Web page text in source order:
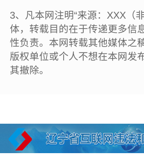
3、凡本网注明“来源：XXX（
体，转载目的在于传递更多信
性负责。本网转载其他媒体之
版权单位或个人不想在本网发
其撤除。